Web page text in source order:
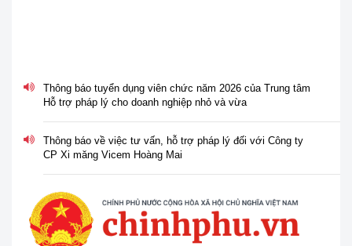
Thông báo tuyển dụng viên chức năm 2026 của Trung tâm
Hỗ trợ pháp lý cho doanh nghiệp nhỏ và vừa
Thông báo về việc tư vấn, hỗ trợ pháp lý đối với Công ty
CP Xi măng Vicem Hoàng Mai
thắng 30/4 và ngày Quốc tế Lao động 01/5 năm 2026
Tổ chức Hội nghị tập huấn "Tư vấn, hỗ trợ pháp lý cho phụ